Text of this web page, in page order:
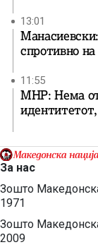
13:01
спротивно
11:55
МНР: Нема
идентитетот,
За нас
Зошто
1971
Зошто
2009